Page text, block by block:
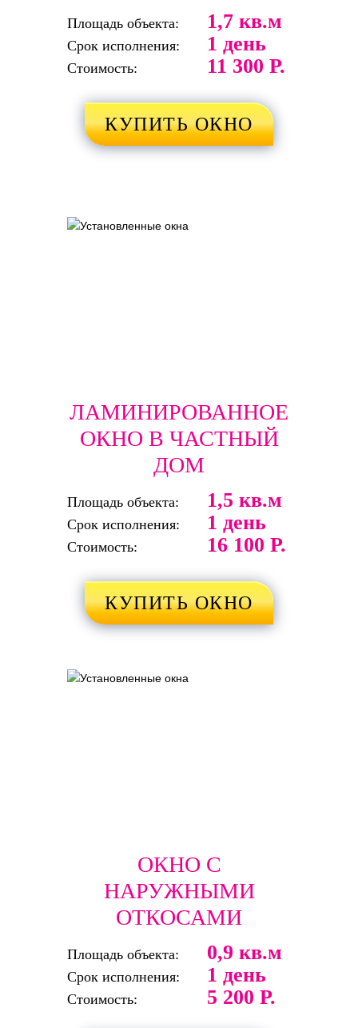
Площадь объекта: 1,7 кв.м
Срок исполнения: 1 день
Стоимость: 11 300 Р.
КУПИТЬ ОКНО
ЛАМИНИРОВАННОЕ
ОКНО В ЧАСТНЫЙ
ДОМ
Площадь объекта: 1,5 кв.м
Срок исполнения: 1 день
Стоимость: 16 100 Р.
КУПИТЬ ОКНО
ОКНО С
НАРУЖНЫМИ
ОТКОСАМИ
Площадь объекта: 0,9 кв.м
Срок исполнения: 1 день
Стоимость: 5 200 Р.